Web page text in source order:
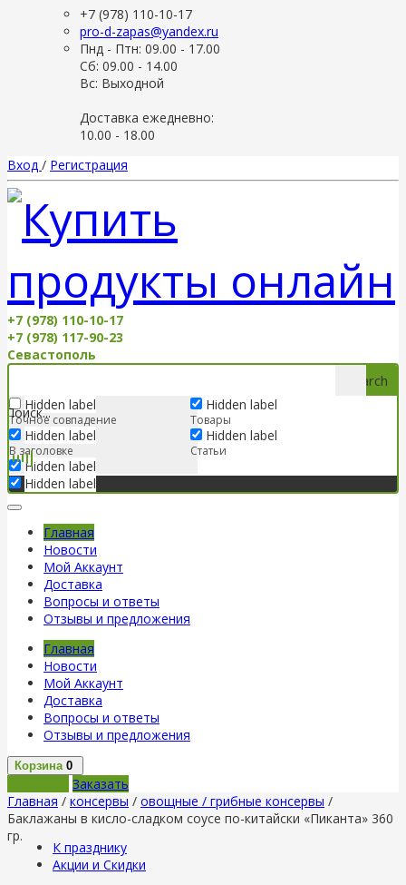
+7 (978) 110-10-17
pro-d-zapas@yandex.ru
Пнд - Птн: 09.00 - 17.00
Сб: 09.00 - 14.00
Вс: Выходной
Доставка ежедневно:
10.00 - 18.00
Вход / Регистрация
+7 (978) 110-10-17
+7 (978) 117-90-23
Севастополь
Search
Hidden label
Точное совпадение
Hidden label
В заголовке
Hidden label
Hidden label
Hidden label
Товары
Hidden label
Статьи
Главная
Новости
Мой Аккаунт
Доставка
Вопросы и ответы
Отзывы и предложения
Главная
Новости
Мой Аккаунт
Доставка
Вопросы и ответы
Отзывы и предложения
Корзина 0
Заказать
Главная / консервы / овощные / грибные консервы /
Баклажаны в кисло-сладком соусе по-китайски «Пиканта» 360
гр.
К празднику
Акции и Скидки